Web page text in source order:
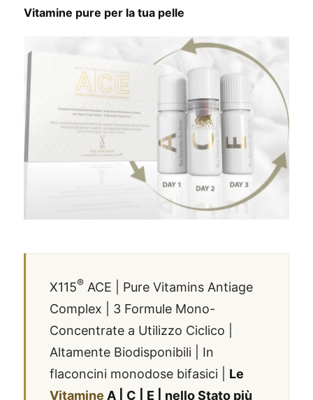
Vitamine pure per la tua pelle
X115® ACE | Pure Vitamins Antiage
Complex | 3 Formule Mono-
Concentrate a Utilizzo Ciclico |
Altamente Biodisponibili | In
flaconcini monodose bifasici | Le
Vitamine A | C | E | nello Stato più